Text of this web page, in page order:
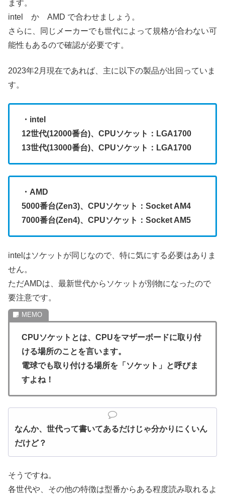
ます。
intel か AMD で合わせましょう。
さらに、同じメーカーでも世代によって規格が合わない可
能性もあるので確認が必要です。
2023年2月現在であれば、主に以下の製品が出回っていま
す。
・intel
12世代(12000番台)、CPUソケット：LGA1700
13世代(13000番台)、CPUソケット：LGA1700
・AMD
5000番台(Zen3)、CPUソケット：Socket AM4
7000番台(Zen4)、CPUソケット：Socket AM5
intelはソケットが同じなので、特に気にする必要はありま
せん。
ただAMDは、最新世代からソケットが別物になったので
要注意です。
CPUソケットとは、CPUをマザーボードに取り付
ける場所のことを言います。
電球でも取り付ける場所を「ソケット」と呼びま
すよね！
なんか、世代って書いてあるだけじゃ分かりにくいん
だけど？
そうですね。
各世代や、その他の特徴は型番からある程度読み取れるよ